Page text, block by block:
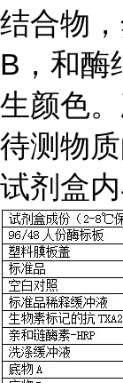
结合物
B，和酶
生颜色
待测物
试剂盒